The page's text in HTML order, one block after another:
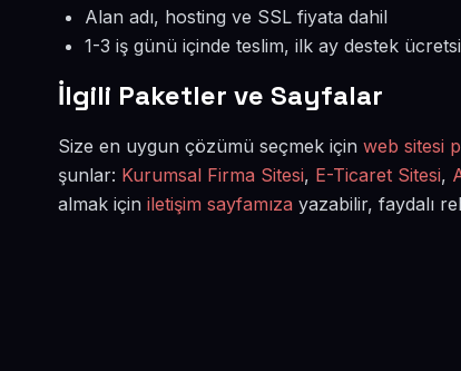
Alan adı, hosting ve SSL fiyata dahil
1-3 iş günü içinde teslim, ilk ay destek
İlgili Paketler ve Sayfalar
Size en uygun çözümü seçmek için web sitesi
şunlar: Kurumsal Firma Sitesi, E-Ticaret Sitesi,
almak için iletişim sayfamıza yazabilir, faydalı